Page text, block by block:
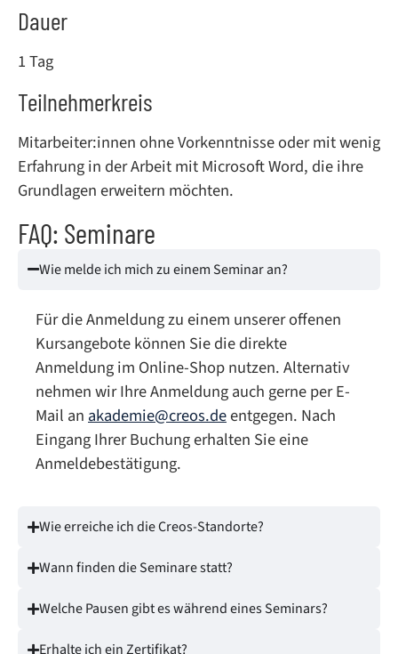
Dauer
1 Tag
Teilnehmerkreis
Mitarbeiter:innen ohne Vorkenntnisse oder mit wenig
Erfahrung in der Arbeit mit Microsoft Word, die ihre
Grundlagen erweitern möchten.
FAQ: Seminare
Wie melde ich mich zu einem Seminar an?
Für die Anmeldung zu einem unserer offenen
Kursangebote können Sie die direkte
Anmeldung im Online-Shop nutzen. Alternativ
nehmen wir Ihre Anmeldung auch gerne per E-
Mail an akademie@creos.deentgegen. Nach
Eingang Ihrer Buchung erhalten Sie eine
Anmeldebestätigung.
Wie erreiche ich die Creos-Standorte?
Wann finden die Seminare statt?
Welche Pausen gibt es während eines Seminars?
Erhalte ich ein Zertifikat?